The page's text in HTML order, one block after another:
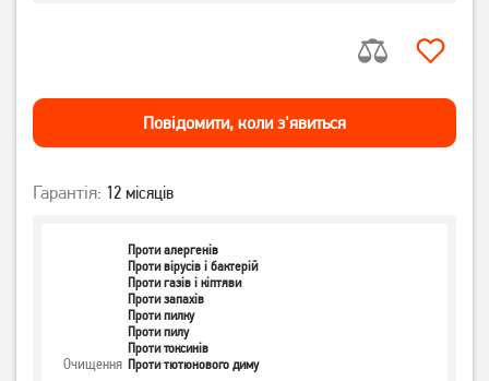
Повiдомити, коли з'явиться
Гарантія: 12 місяців
Очищення
Проти алергенів
Проти вірусів і бактерій
Проти газів і кіптяви
Проти запахів
Проти пилку
Проти пилу
Проти токсинів
Проти тютюнового диму